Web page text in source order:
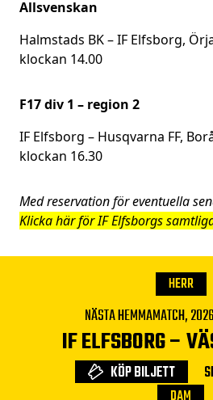
Allsvenskan
Halmstads BK – IF Elfsborg,
klockan 14.00
F17 div 1 – region 2
IF Elfsborg – Husqvarna FF,
klockan 16.30
Med reservation för eventuella
Klicka här för IF Elfsborgs
HERR
NÄSTA HEMMAMATCH,
IF ELFSBORG–
KÖP BILJETT